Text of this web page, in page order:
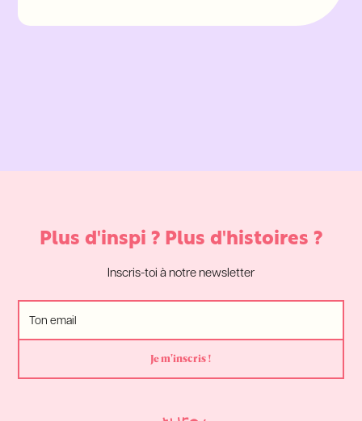
Plus d'inspi ? Plus d'histoires ?
Inscris-toi à notre newsletter